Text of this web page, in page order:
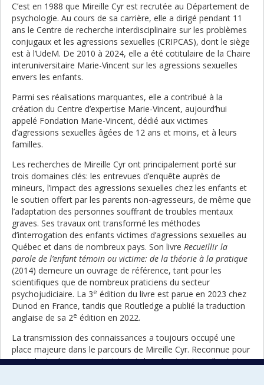
C’est en 1988 que Mireille Cyr est recrutée au Département de
psychologie. Au cours de sa carrière, elle a dirigé pendant 11
ans le Centre de recherche interdisciplinaire sur les problèmes
conjugaux et les agressions sexuelles (CRIPCAS), dont le siège
est à l’UdeM. De 2010 à 2024, elle a été cotitulaire de la Chaire
interuniversitaire Marie-Vincent sur les agressions sexuelles
envers les enfants.
Parmi ses réalisations marquantes, elle a contribué à la
création du Centre d’expertise Marie-Vincent, aujourd’hui
appelé Fondation Marie-Vincent, dédié aux victimes
d’agressions sexuelles âgées de 12 ans et moins, et à leurs
familles.
Les recherches de Mireille Cyr ont principalement porté sur
trois domaines clés: les entrevues d’enquête auprès de
mineurs, l’impact des agressions sexuelles chez les enfants et
le soutien offert par les parents non-agresseurs, de même que
l’adaptation des personnes souffrant de troubles mentaux
graves. Ses travaux ont transformé les méthodes
d’interrogation des enfants victimes d’agressions sexuelles au
Québec et dans de nombreux pays. Son livre Recueillir la
parole de l’enfant témoin ou victime: de la théorie à la pratique
(2014) demeure un ouvrage de référence, tant pour les
scientifiques que de nombreux praticiens du secteur
psychojudiciaire. La 3e édition du livre est parue en 2023 chez
Dunod en France, tandis que Routledge a publié la traduction
anglaise de sa 2e édition en 2022.
La transmission des connaissances a toujours occupé une
place majeure dans le parcours de Mireille Cyr. Reconnue pour
ses talents de communicatrice et de vulgarisatrice, elle s’est